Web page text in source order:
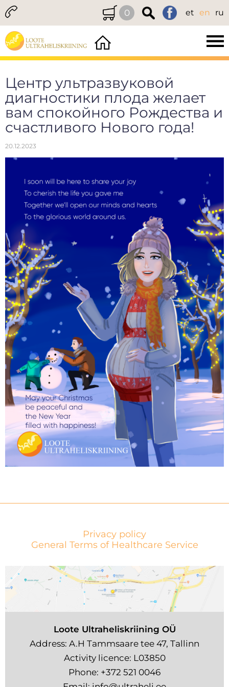
0 et en ru
Центр ультразвуковой
диагностики плода желает
вам спокойного Рождества и
счастливого Нового года!
20.12.2023
Privacy policy
General Terms of Healthcare Service
Loote Ultraheliskriining OÜ
Address: A.H Tammsaare tee 47, Tallinn
Activity licence: L03850
Phone: +372 521 0046